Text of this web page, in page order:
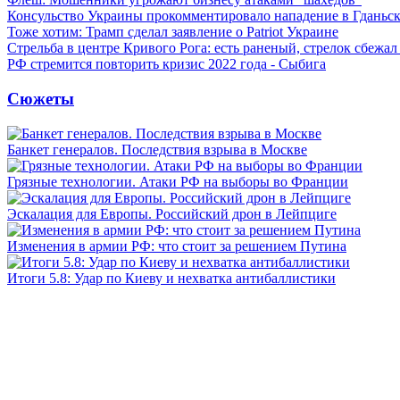
Консульство Украины прокомментировало нападение в
Тоже хотим: Трамп сделал заявление о Patriot Украине
Стрельба в центре Кривого Рога: есть раненый, стрелок
РФ стремится повторить кризис 2022 года - Сыбига
Сюжеты
Банкет генералов. Последствия взрыва в Москве
Грязные технологии. Атаки РФ на выборы во Франции
Эскалация для Европы. Российский дрон в Лейпциге
Изменения в армии РФ: что стоит за решением Путина
Итоги 5.8: Удар по Киеву и нехватка антибаллистики